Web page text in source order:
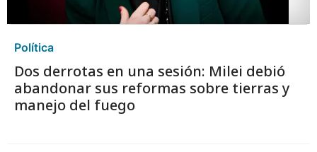
Política
Dos derrotas en una sesión: Milei debió
abandonar sus reformas sobre tierras y
manejo del fuego